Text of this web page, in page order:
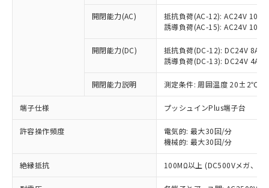
開閉能力(AC)
抵抗負荷(AC-12): AC24V 10A/
誘導負荷(AC-15): AC24V
開閉能力(DC)
抵抗負荷(DC-12): DC24V 8A/
誘導負荷(DC-13): DC24V 4A/
開閉能力説明 測定条件: 周囲温度 20±2℃、
端子仕様 プッシュインPlus端子台
許容操作頻度
電気的: 最大30回/分
機械的: 最大30回/分
絶縁抵抗 100MΩ以上 (DC500Vメガ、点
以下の条件をお読みいただき、同意のうえ
本サービスは、当社制御機器事業取扱
商品の当社在庫状況および標準価格
(税抜)を提供させていただくもので
本サービスの対象外となる商品もある
ことをご了承ください。
在庫状況および標準価格照会結果は、
記載している更新日時点での社内デー
タに基づき作成されるものであり、閲
覧された時点での実際の在庫および標
対応予定なし：EU RoHS指令（10物質）の
非含有に非対応の商品で、対応品を出す予
調査・確認中：EU RoHS指令（10物質）の
非含有の対応状況を調査中または確認中の
非該当品：ライセンス料など無形物で、有
害物質有無と関係のない商品です。
仕入先様の事情により、非含有部品として
いたものが、含有品と判明した場合などや
むを得ず変更することがあります。
鉛(Pb) 1000ppm以下、 水銀(Hg) 1000ppm以下、 カド
六価クロム(Cr(Ⅵ)) 1000ppm以下、ポリ臭化ビフェニル
※1 中国RoHS○×表
「○」：最大均質材料含有率が中国RoHSの
基準値以下であることを示します。
「×」：最大均質材料含有率が中国RoHSの
基準値を超えていることを示します。
「－」：未確認です。当社販売部門へお問
*中国RoHS10物質の基準値 (GB/T26572)：
Pb(鉛) :1000ppm、 Hg(水銀) : 1000ppm、 Cd(カドミウ
当社は、これら貴社製品のうち、外国
為替および外国貿易法に定める商品
（以下｢規制貨物等」という）を輸出
または国外への提供する場合は、日本
国政府の輸出許可(または役務取引許
可)を取得するなどの必要な手続きを